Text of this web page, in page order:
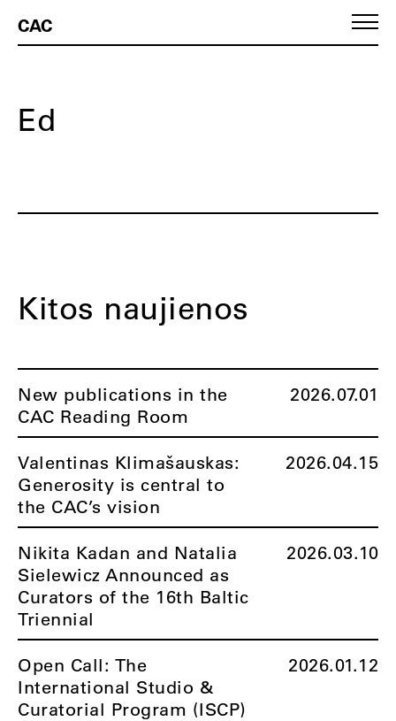
CAC
Ed
Kitos naujienos
New publications in the
CAC Reading Room
2026.07.01
Valentinas Klimašauskas:
Generosity is central to
the CAC’s vision
2026.04.15
Nikita Kadan and Natalia
Sielewicz Announced as
Curators of the 16th Baltic
Triennial
2026.03.10
Open Call: The
International Studio &
Curatorial Program (ISCP)
2026.01.12